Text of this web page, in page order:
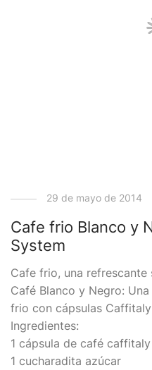
29 de mayo de 2014
Cafe frio Blanco y
System
Cafe frio, una refrescante
Café Blanco y Negro:
frio con cápsulas
Ingredientes:
1 cápsula de café
1 cucharadita azúcar